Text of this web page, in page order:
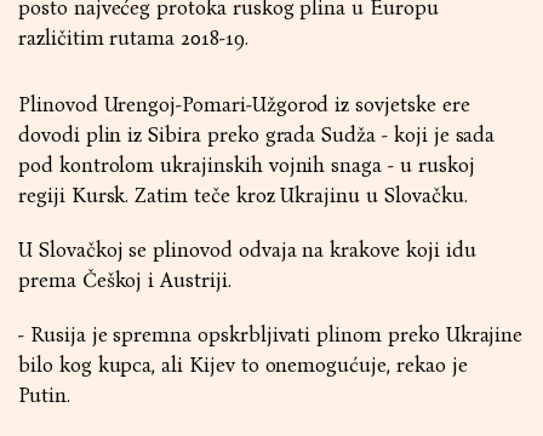
posto najvećeg protoka ruskog plina u Europu
različitim rutama 2018-19.
Plinovod Urengoj-Pomari-Užgorod iz sovjetske ere
dovodi plin iz Sibira preko grada Sudža - koji je sada
pod kontrolom ukrajinskih vojnih snaga - u ruskoj
regiji Kursk. Zatim teče kroz Ukrajinu u Slovačku.
U Slovačkoj se plinovod odvaja na krakove koji idu
prema Češkoj i Austriji.
- Rusija je spremna opskrbljivati ​plinom preko Ukrajine
bilo kog kupca, ali Kijev to onemogućuje, rekao je
Putin.